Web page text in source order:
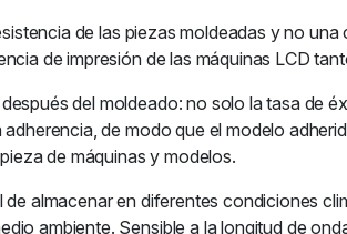
de las piezas moldeadas y no
de impresión de las máquinas LCD
del moldeado: no solo la tasa de
de modo que el modelo
de máquinas y modelos.
almacenar en diferentes condiciones
ambiente. Sensible a la longitud de